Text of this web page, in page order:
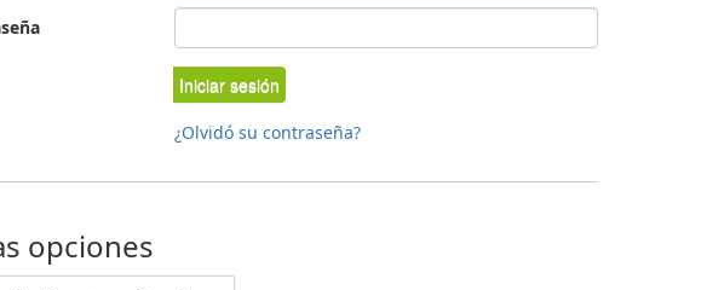
Iniciar sesión
¿Olvidó su contraseña?
opciones